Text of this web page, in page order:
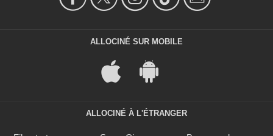
ALLOCINÉ SUR MOBILE
ALLOCINÉ À L'ÉTRANGER